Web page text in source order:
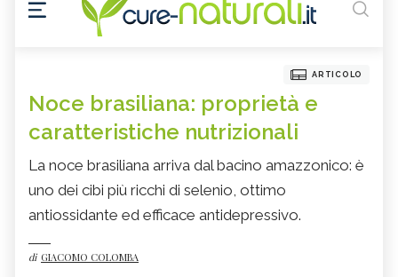
ARTICOLO
Noce brasiliana: proprietà e
caratteristiche nutrizionali
La noce brasiliana arriva dal bacino amazzonico: è
uno dei cibi più ricchi di selenio, ottimo
antiossidante ed efficace antidepressivo.
di GIACOMO COLOMBA